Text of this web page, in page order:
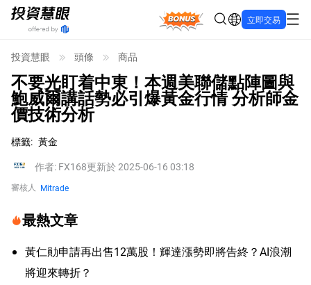
Bonus 立即交易
投資慧眼 頭條 商品
不要光盯着中東！本週美聯儲點陣圖與
鮑威爾講話勢必引爆黃金行情 分析師金
價技術分析
標籤: 黃金
作者: FX168更新於 2025-06-16 03:18
審核人 Mitrade
最熱文章
黃仁勛申請再出售12萬股！輝達漲勢即將告終？AI浪潮
將迎來轉折？